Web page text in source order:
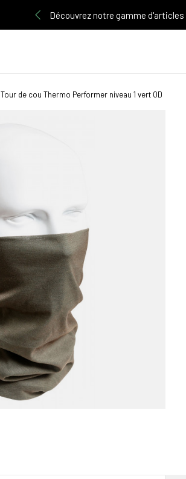
Découvrez notre gamme
Tour de cou Thermo Performer niveau 1 vert OD